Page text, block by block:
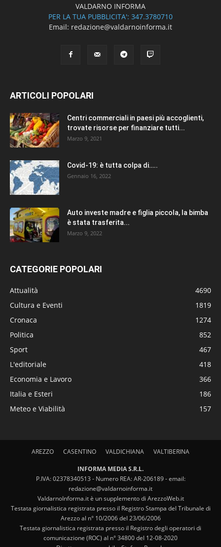
VALDARNO INFORMA
PER LA TUA PUBBLICITA': 347.3780710
Email: redazione@valdarnoinforma.it
ARTICOLI POPOLARI
Centri commerciali in paesi più accoglienti,
trovate risorse per finanziare tutti...
Marzo 9, 2021
Covid-19: è tutta colpa di…..
Gennaio 16, 2022
Auto investe madre e figlia piccola, la bimba
è stata trasferita...
Marzo 9, 2022
CATEGORIE POPOLARI
Attualità
4690
Cultura e Eventi
1819
Cronaca
1274
Politica
852
Sport
467
L'editoriale
418
Economia e Lavoro
366
Italia e Esteri
186
Meteo e Viabilità
157
AREZZO CASENTINO VALDICHIANA VALTIBERINA
INFORMA MEDIA S.R.L.
P.IVA: 02378340513 - Numero REA: AR-206189 - email:
redazione@valdarnoinforma.it
ValdarnoInforma.it è un supplemento di ArezzoWeb.it
Testata giornalistica registrata presso il Registro Stampa del Tribunale di
Arezzo al n° 10/2006 del 23/06/2006
Testata giornalistica registrata presso il Registro degli operatori di
comunicazione (ROC) al n° 34800 del 12-08-2020